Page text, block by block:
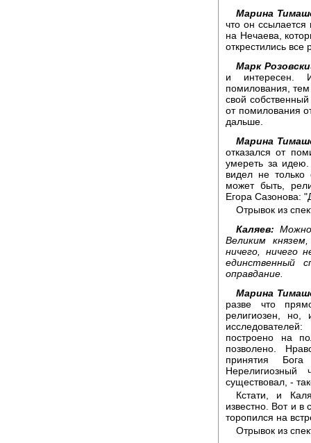
Марина
что он
на Нечаева,
открестились
Марк
и интересен.
помилования, тем
свой
от помилования
дальше.
Марина
отказался от
умереть за
видел не
может быть,
Егора Сазонова:
Отрывок из
Каляев:
Великим
ничего, ничего
оправдание.
Марина
разве что
религиозен,
построено на
позволено.
принятия
существовал, -
Кстати, и
известно. Вот и в
торопился на
Отрывок из